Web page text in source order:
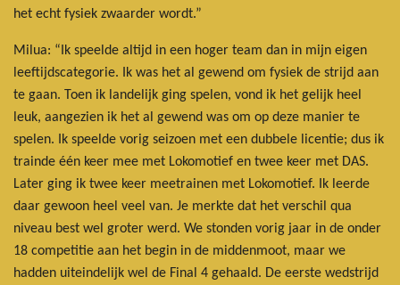
het echt fysiek zwaarder wordt.”
Milua: “Ik speelde altijd in een hoger team dan in mijn eigen
leeftijdscategorie. Ik was het al gewend om fysiek de strijd aan
te gaan. Toen ik landelijk ging spelen, vond ik het gelijk heel
leuk, aangezien ik het al gewend was om op deze manier te
spelen. Ik speelde vorig seizoen met een dubbele licentie; dus ik
trainde één keer mee met Lokomotief en twee keer met DAS.
Later ging ik twee keer meetrainen met Lokomotief. Ik leerde
daar gewoon heel veel van. Je merkte dat het verschil qua
niveau best wel groter werd. We stonden vorig jaar in de onder
18 competitie aan het begin in de middenmoot, maar we
hadden uiteindelijk wel de Final 4 gehaald. De eerste wedstrijd